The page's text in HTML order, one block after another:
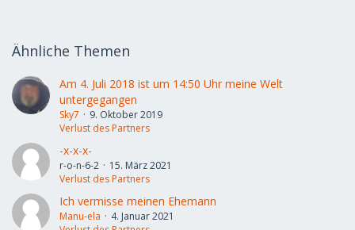
Ähnliche Themen
Am 4. Juli 2018 ist um 14:50 Uhr meine Welt
untergegangen
Sky7
9. Oktober 2019
Verlust des Partners
-x-x-x-
r-o-n-6-2
15. März 2021
Verlust des Partners
Ich vermisse meinen Ehemann
Manu-ela
4. Januar 2021